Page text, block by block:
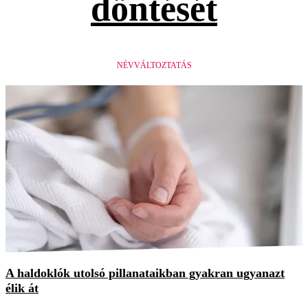
döntését
NÉVVÁLTOZTATÁS
A haldoklók utolsó pillanataikban gyakran ugyanazt
élik át